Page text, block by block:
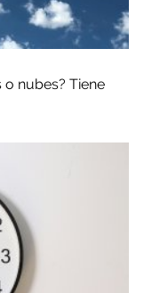
o nubes? Tiene